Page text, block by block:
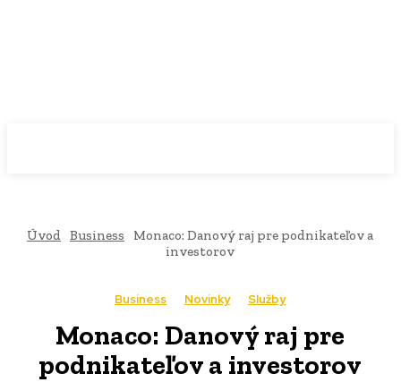
Úvod Business
Monaco: Danový raj pre podnikateľov a
investorov
Business Novinky Služby
Monaco: Danový raj pre
podnikateľov a investorov